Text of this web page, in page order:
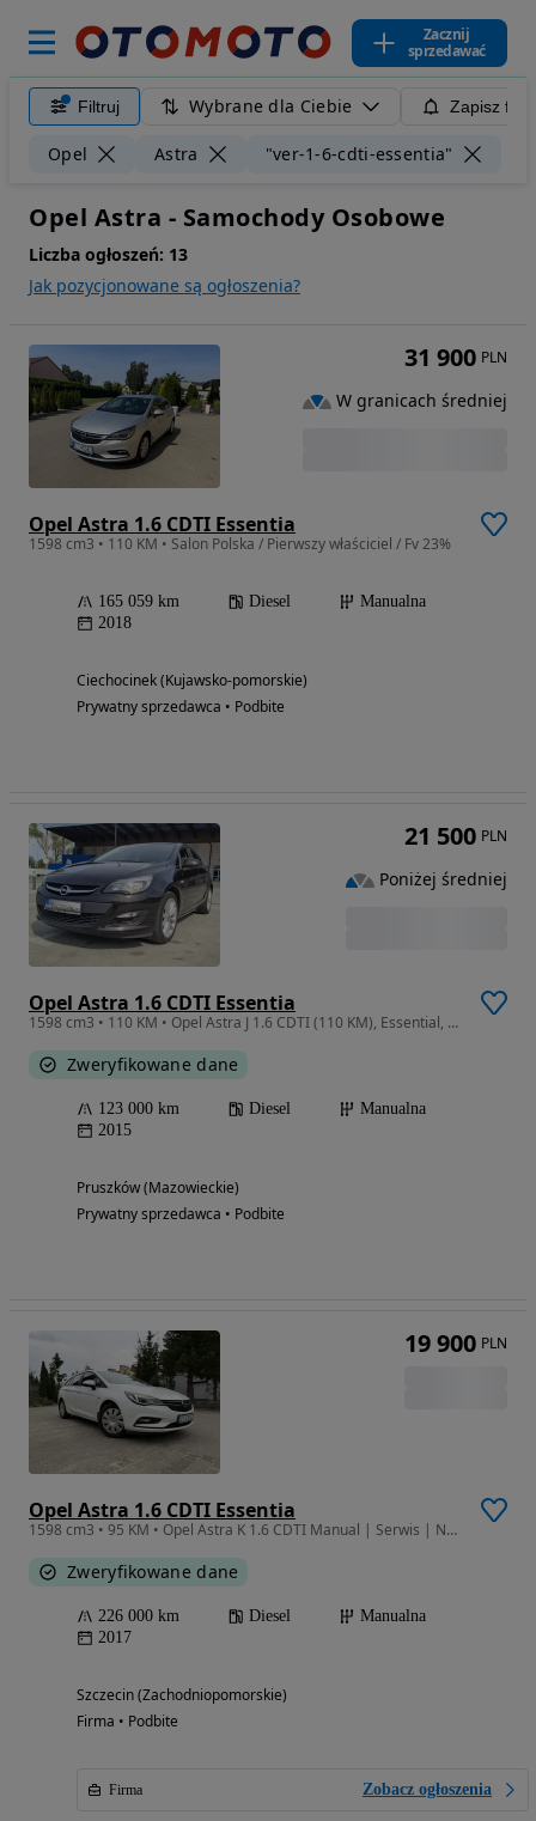
Zacznij
sprzedawać
Filtruj Wybrane dla Ciebie Zapisz
Opel Astra "ver-1-6-cdti-essentia"
Opel Astra - Samochody Osobowe
Liczba ogłoszeń: 13
Jak pozycjonowane są ogłoszenia?
Opel Astra 1.6 CDTI Essentia
1598 cm3 • 110 KM • Salon Polska / Pierwszy właściciel / Fv 23%
165 059 km Diesel
Manualna
2018
Ciechocinek (Kujawsko-pomorskie)
Prywatny sprzedawca • Podbite
31 900 PLN
W granicach średniej
Opel Astra 1.6 CDTI Essentia
1598 cm3 • 110 KM • Opel Astra J 1.6 CDTI (110 KM), Essential, 2015
Zweryfikowane dane
123 000 km Diesel
Manualna
2015
Pruszków (Mazowieckie)
Prywatny sprzedawca • Podbite
21 500 PLN
Poniżej średniej
Opel Astra 1.6 CDTI Essentia
1598 cm3 • 95 KM • Opel Astra K 1.6 CDTI Manual | Serwis | Nowe sprzęgło
Zweryfikowane dane
226 000 km Diesel
Manualna
2017
Szczecin (Zachodniopomorskie)
Firma • Podbite
Firma Zobacz ogłoszenia
19 900 PLN